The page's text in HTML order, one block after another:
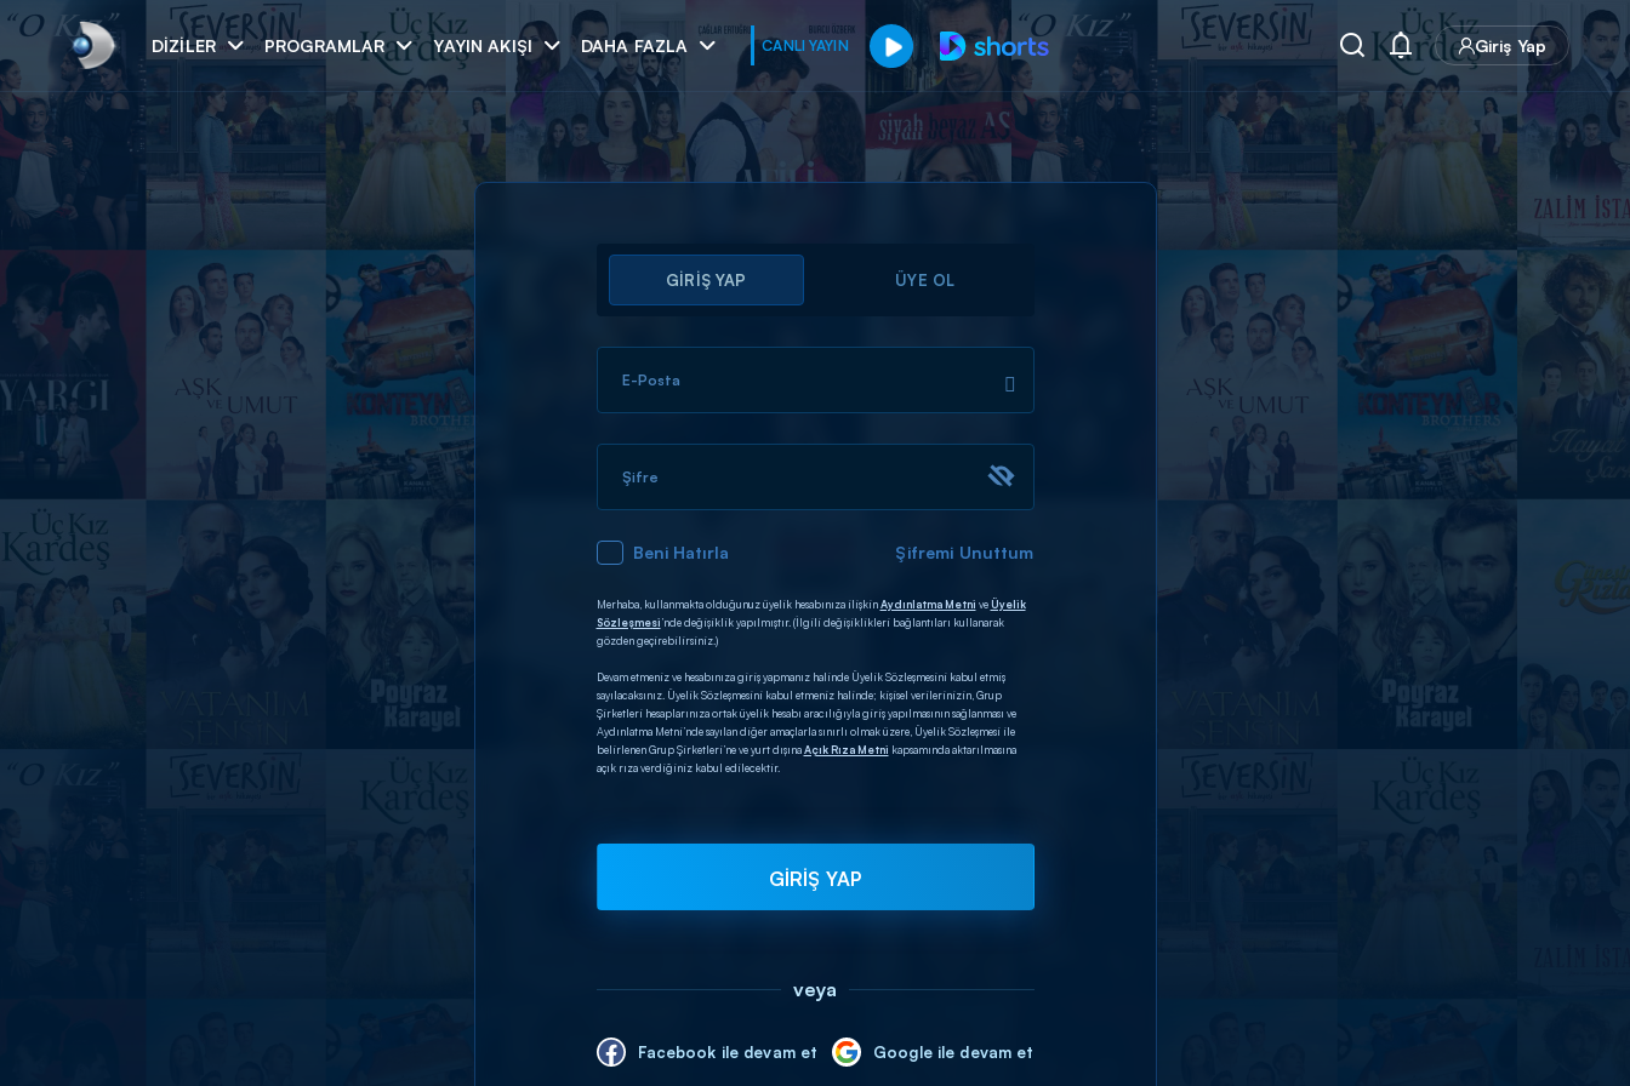
DIZILER PROGRAMLAR YAYIN AKIŞI DAHA FAZLA CANLI YAYIN Giriş Yap
Arama
ARAMA SONUÇLARI
GİRİŞ YAP ÜYE OL
E-Posta
Şifre
Beni Hatırla Şifremi Unuttum
Merhaba, kullanmakta olduğunuz üyelik hesabınıza ilişkinAydınlatma Metni veÜyelik
Sözleşmesi’nde değişiklik yapılmıştır. (İlgili değişiklikleri bağlantıları kullanarak
gözden geçirebilirsiniz.)
Devam etmeniz ve hesabınıza giriş yapmanız halinde Üyelik Sözleşmesini kabul etmiş
sayılacaksınız. Üyelik Sözleşmesini kabul etmeniz halinde; kişisel verilerinizin, Grup
Şirketleri hesaplarınıza ortak üyelik hesabı aracılığıyla giriş yapılmasının sağlanması ve
Aydınlatma Metni’nde sayılan diğer amaçlarla sınırlı olmak üzere, Üyelik Sözleşmesi ile
belirlenen Grup Şirketleri’ne ve yurt dışınaAçık Rıza Metni kapsamında aktarılmasına
açık rıza verdiğiniz kabul edilecektir.
GİRİŞ YAP
veya
Facebook ile devam et Google ile devam et